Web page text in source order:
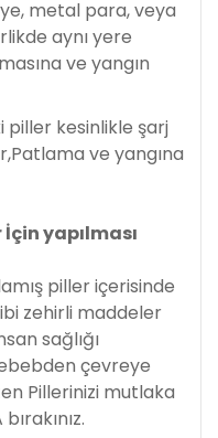
metal para, veya
aynı yere
ve yangın
piller kesinlikle şarj
ve yangına
İçin yapılması
piller içerisinde
zehirli maddeler
sağlığı
çevreye
Pillerinizi mutlaka